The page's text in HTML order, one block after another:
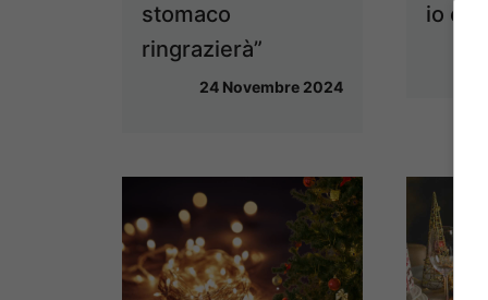
stomaco
ringrazierà”
24 Novembre 2024
io ed